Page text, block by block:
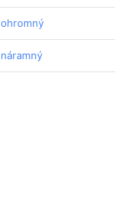
ohromný
náramný